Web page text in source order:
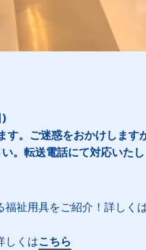
)
。ご迷惑をおかけします
。転送電話にて対応いた
祉用具をご紹介！詳しく
しくはこちら